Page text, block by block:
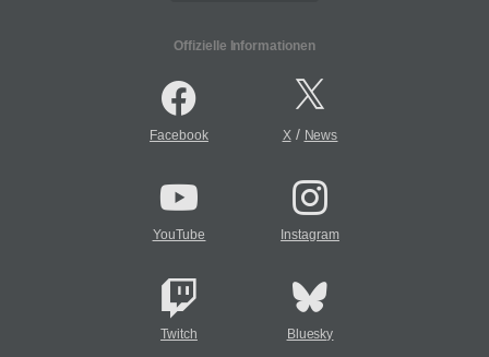
Offizielle Informationen
Facebook X/ News
YouTube Instagram
Twitch Bluesky